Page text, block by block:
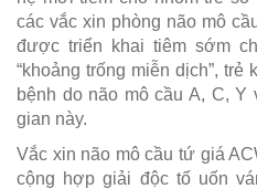
các vắc xin phòng não mô
được triển khai tiêm sớm
“khoảng trống miễn dịch”,
bệnh do não mô cầu A, C, Y
gian này.
Vắc xin não mô cầu tứ giá
cộng hợp giải độc tố uốn